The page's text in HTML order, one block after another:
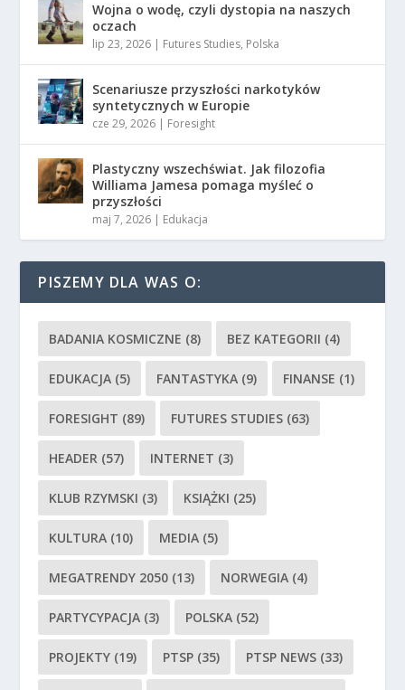
Wojna o wodę, czyli dystopia na naszych
oczach
lip 23, 2026 | Futures Studies, Polska
Scenariusze przyszłości narkotyków
syntetycznych w Europie
cze 29, 2026 | Foresight
Plastyczny wszechświat. Jak filozofia
Williama Jamesa pomaga myśleć o
przyszłości
maj 7, 2026 | Edukacja
PISZEMY DLA WAS O:
BADANIA KOSMICZNE (8) BEZ KATEGORII (4)
EDUKACJA (5) FANTASTYKA (9) FINANSE (1)
FORESIGHT (89) FUTURES STUDIES (63)
HEADER (57) INTERNET (3)
KLUB RZYMSKI (3) KSIĄŻKI (25)
KULTURA (10) MEDIA (5)
MEGATRENDY 2050 (13) NORWEGIA (4)
PARTYCYPACJA (3) POLSKA (52)
PROJEKTY (19) PTSP (35) PTSP NEWS (33)